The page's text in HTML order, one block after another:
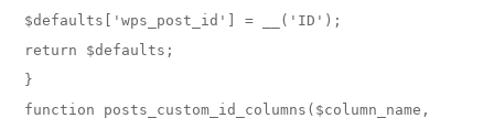
$defaults['wps_post_id'] = __('ID');
return $defaults;
}
function posts_custom_id_columns($column_name,